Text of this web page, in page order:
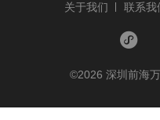
关于我们 联系我
©2026 深圳前海